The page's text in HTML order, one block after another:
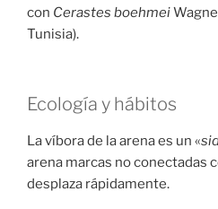
con Cerastes boehmei
Tunisia).
Ecología y hábitos
La víbora de la arena es un «
arena marcas no conectadas
desplaza rápidamente.